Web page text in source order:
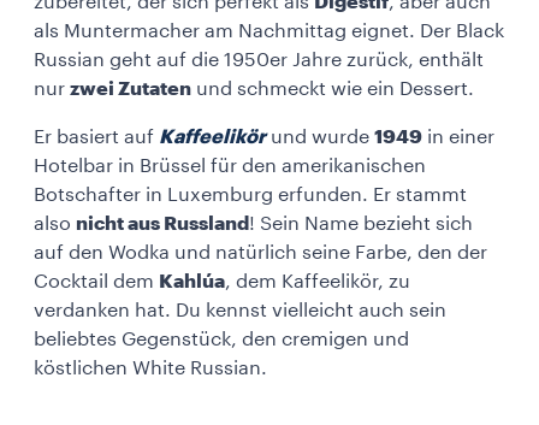
als Muntermacher am Nachmittag eignet. Der Black
Russian geht auf die 1950er Jahre zurück, enthält
nur zwei Zutaten und schmeckt wie ein Dessert.
Er basiert auf Kaffeelikörund wurde 1949 in einer
Hotelbar in Brüssel für den amerikanischen
Botschafter in Luxemburg erfunden. Er stammt
also nicht aus Russland ! Sein Name bezieht sich
auf den Wodka und natürlich seine Farbe, den der
Cocktail dem Kahlúa, dem Kaffeelikör, zu
verdanken hat. Du kennst vielleicht auch sein
beliebtes Gegenstück, den cremigen und
köstlichen White Russian.